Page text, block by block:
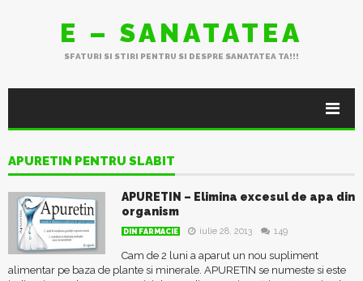
E – SANATATEA
SFATURI SI STIRI PENTRU SI DESPRE SANATATEA TA!!!
APURETIN PENTRU SLABIT
APURETIN – Elimina excesul de apa din
organism
DIN FARMACIE iulie 28, 2013 149
Cam de 2 luni a aparut un nou supliment
alimentar pe baza de plante si minerale. APURETIN se numeste si este